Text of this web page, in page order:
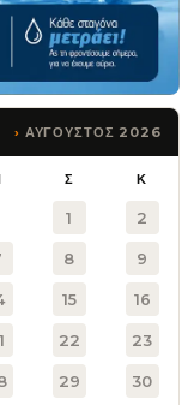
ΑΥΓΟΥΣΤΟΣ 2026
Σ Κ
1 2
8 9
15 16
22 23
29 30